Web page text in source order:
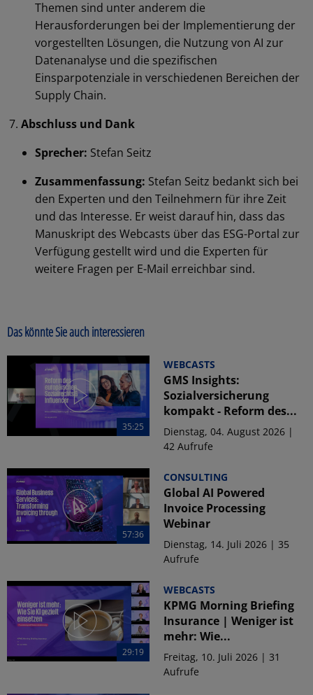
Themen sind unter anderem die
Herausforderungen bei der Implementierung der
vorgestellten Lösungen, die Nutzung von AI zur
Datenanalyse und die spezifischen
Einsparpotenziale in verschiedenen Bereichen der
Supply Chain.
Abschluss und Dank
Sprecher: Stefan Seitz
Zusammenfassung: Stefan Seitz bedankt sich bei
den Experten und den Teilnehmern für ihre Zeit
und das Interesse. Er weist darauf hin, dass das
Manuskript des Webcasts über das ESG-Portal zur
Verfügung gestellt wird und die Experten für
weitere Fragen per E-Mail erreichbar sind.
Das könnte Sie auch interessieren
35:25
WEBCASTS
GMS Insights:
Sozialversicherung
kompakt - Reform des...
Dienstag, 04. August 2026 |
42 Aufrufe
57:36
CONSULTING
Global AI Powered
Invoice Processing
Webinar
Dienstag, 14. Juli 2026 | 35
Aufrufe
29:19
WEBCASTS
KPMG Morning Briefing
Insurance | Weniger ist
mehr: Wie...
Freitag, 10. Juli 2026 | 31
Aufrufe